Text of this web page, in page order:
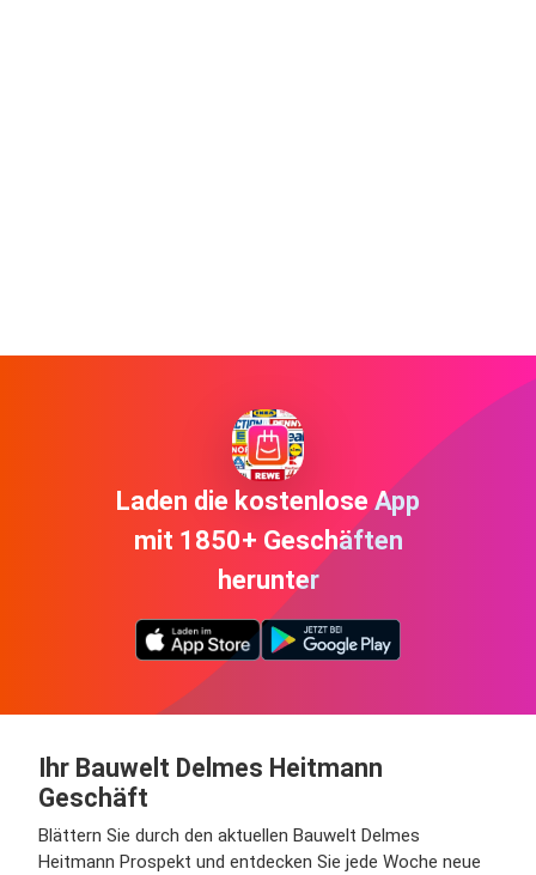
Laden die kostenlose App
mit 1850+ Geschäften
herunter
Ihr Bauwelt Delmes Heitmann
Geschäft
Blättern Sie durch den aktuellen Bauwelt Delmes
Heitmann Prospekt und entdecken Sie jede Woche neue